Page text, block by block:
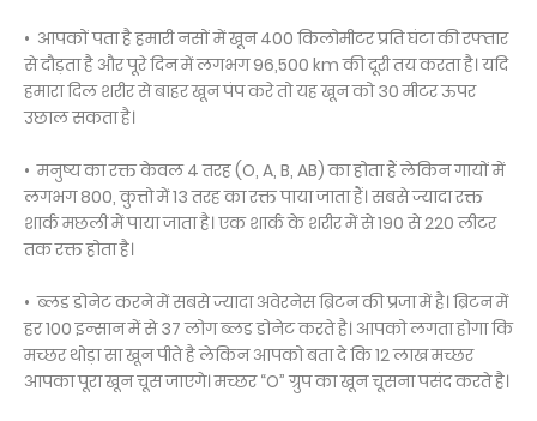
• आपकों पता है हमारी नसों में खून 400 किलोमीटर प्रति घंटा की रफ्तार
से दौड़ता है और पूरे दिन में लगभग 96,500 km की दूरी तय करता है। यदि
हमारा दिल शरीर से बाहर खून पंप करे तो यह खून को 30 मीटर ऊपर
उछाल सकता है।
• मनुष्य का रक्त केवल 4 तरह (O, A, B, AB) का होता हैं लेकिन गायों में
लगभग 800, कुत्तो में 13 तरह का रक्त पाया जाता हैं। सबसे ज्यादा रक्त
शार्क मछली में पाया जाता है। एक शार्क के शरीर में से 190 से 220 लीटर
तक रक्त होता है।
• ब्लड डोनेट करने में सबसे ज्यादा अवेरनेस ब्रिटन की प्रजा में है। ब्रिटन में
हर 100 इन्सान में से 37 लोग ब्लड डोनेट करते है। आपको लगता होगा कि
मच्छर थोड़ा सा खून पीते है लेकिन आपको बता दे कि 12 लाख मच्छर
आपका पूरा खून चूस जाएगे। मच्छर “O” ग्रुप का खून चूसना पसंद करते है।